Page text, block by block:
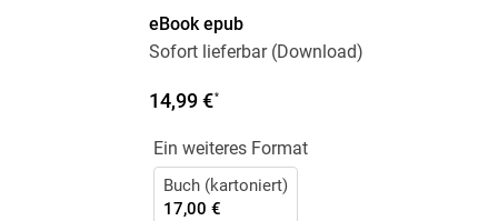
eBook epub
Sofort lieferbar (Download)
14,99 €*
Ein weiteres Format
Buch (kartoniert)
17,00 €